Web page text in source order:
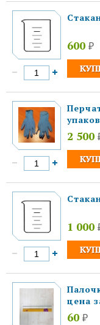
600 ₽
2 500
1 000
цена
60 ₽